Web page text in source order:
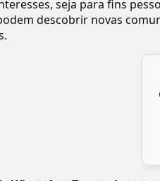
seja para fins
descobrir novas